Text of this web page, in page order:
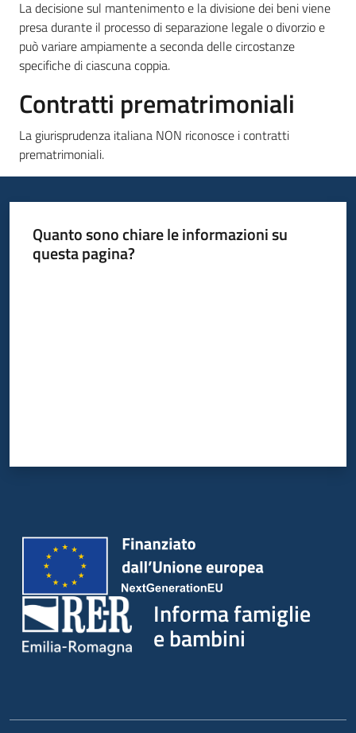
La decisione sul mantenimento e la divisione dei beni viene
presa durante il processo di separazione legale o divorzio e
può variare ampiamente a seconda delle circostanze
specifiche di ciascuna coppia.
Contratti prematrimoniali
La giurisprudenza italiana NON riconosce i contratti
prematrimoniali.
Quanto sono chiare le informazioni su
questa pagina?
Informa famiglie
e bambini